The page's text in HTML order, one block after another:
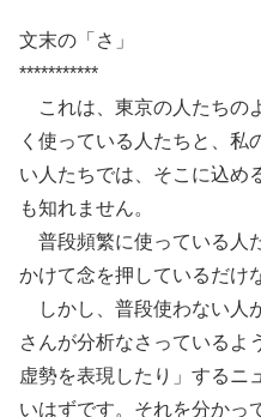
文末の「さ」
***********
これは、東京の人たちの
く使っている人たちと、私
い人たちでは、そこに込め
も知れません。
普段頻繁に使っている人
かけて念を押しているだけ
しかし、普段使わない人
さんが分析なさっているよ
虚勢を表現したり」するニ
いはずです。それを分かっ